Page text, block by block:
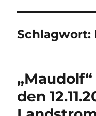
Schlagwort:
den